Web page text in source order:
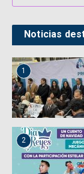
Noticias
1
2